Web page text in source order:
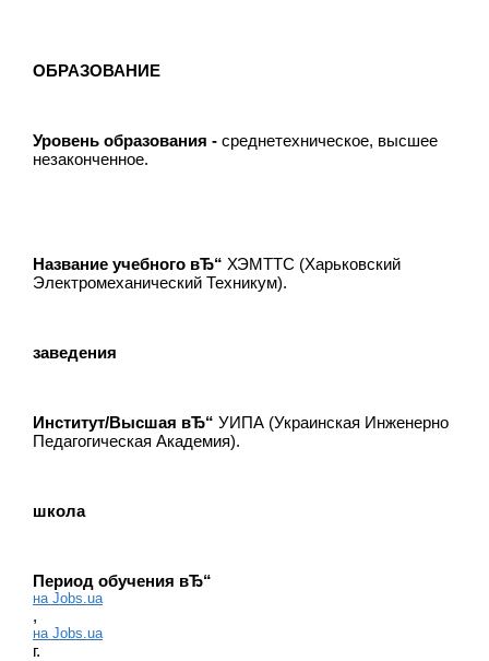
ОБРАЗОВАНИЕ
Уровень образования - среднетехническое, высшее
незаконченное.
Название учебного вЂ“ ХЭМТТС (Харьковский
Электромеханический Техникум).
заведения
Институт/Высшая вЂ“ УИПА (Украинская Инженерно
Педагогическая Академия).
школа
Период обучения вЂ“
на Jobs.ua
,
на Jobs.ua
г.